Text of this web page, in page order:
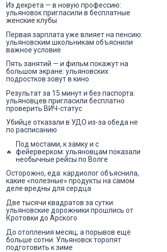
Из декрета — в новую профессию:
ульяновок пригласили в бесплатные
женские клубы
Первая зарплата уже влияет на пенсию:
ульяновским школьникам объяснили
важное условие
Пять занятий — и фильм покажут на
большом экране: ульяновских
подростков зовут в кино
Результат за 15 минут и без паспорта:
ульяновцев пригласили бесплатно
проверить ВИЧ-статус
Убийце отказали в УДО из-за обеда не
по расписанию
Под мостами, к замку и с
фейерверком: ульяновцам показали
необычные рейсы по Волге
Осторожно, еда: кардиолог объяснила,
какие «полезные» продукты на самом
деле вредны для сердца
Две тысячи квадратов за сутки:
ульяновские дорожники прошлись от
Кротовки до Арского
До отопления месяц, а порывов ещё
больше сотни: Ульяновск торопят
подготовить к зиме